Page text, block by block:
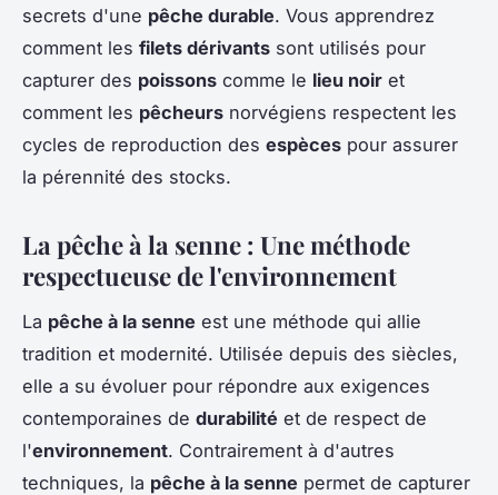
secrets d'une pêche durable. Vous apprendrez
comment les filets dérivants sont utilisés pour
capturer des poissons comme le lieu noir et
comment les pêcheurs norvégiens respectent les
cycles de reproduction des espèces pour assurer
la pérennité des stocks.
La pêche à la senne : Une méthode
respectueuse de l'environnement
La pêche à la senne est une méthode qui allie
tradition et modernité. Utilisée depuis des siècles,
elle a su évoluer pour répondre aux exigences
contemporaines de durabilité et de respect de
l'environnement. Contrairement à d'autres
techniques, la pêche à la senne permet de capturer